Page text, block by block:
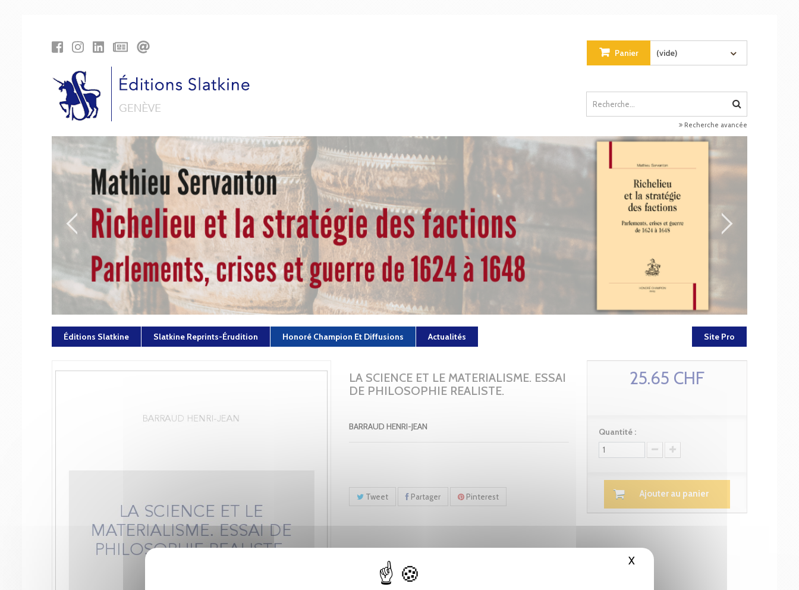
X Masquer le bandeau des cookies
Panier (vide)
Recherche avancée
Éditions Slatkine Slatkine Reprints-Érudition Honoré Champion Et Diffusions Actualités Site Pro
LA SCIENCE ET LE MATERIALISME. ESSAI
DE PHILOSOPHIE REALISTE.
BARRAUD HENRI-JEAN
Tweet Partager Pinterest
25.65 CHF
Quantité :
Ajouter au panier